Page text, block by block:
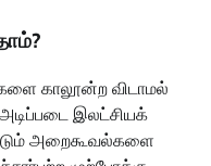
காலூன்ற விடாமல்
இலட்சியக்
அறைகூவல்களை